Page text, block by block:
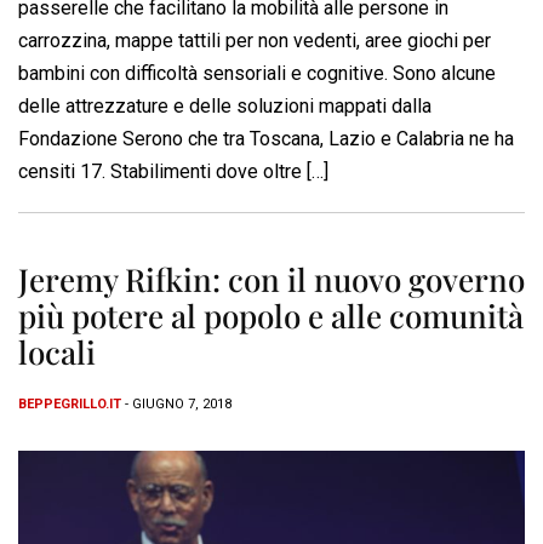
passerelle che facilitano la mobilità alle persone in
carrozzina, mappe tattili per non vedenti, aree giochi per
bambini con difficoltà sensoriali e cognitive. Sono alcune
delle attrezzature e delle soluzioni mappati dalla
Fondazione Serono che tra Toscana, Lazio e Calabria ne ha
censiti 17. Stabilimenti dove oltre […]
Jeremy Rifkin: con il nuovo governo
più potere al popolo e alle comunità
locali
BEPPEGRILLO.IT - GIUGNO 7, 2018